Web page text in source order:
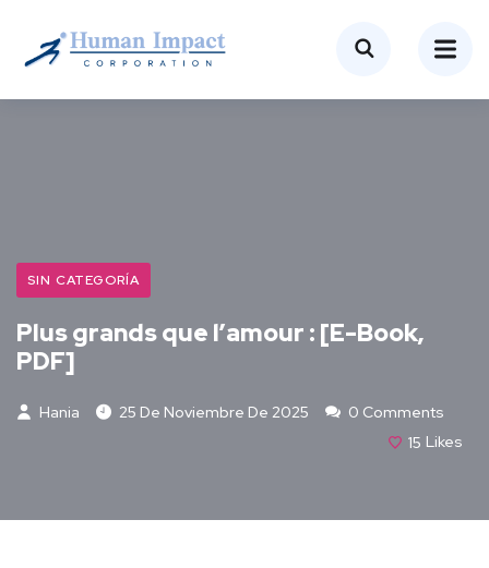
SIN CATEGORÍA
Plus grands que l’amour : [E-Book,
PDF]
Hania 25 De Noviembre De 2025
0 Comments
15 Likes